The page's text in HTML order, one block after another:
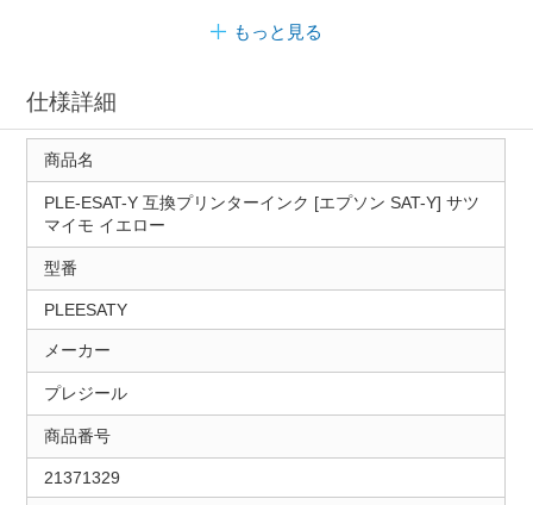
もっと見る
仕様詳細
商品名
PLE-ESAT-Y 互換プリンターインク [エプソン SAT-Y] サツ
マイモ イエロー
型番
PLEESATY
メーカー
プレジール
商品番号
21371329